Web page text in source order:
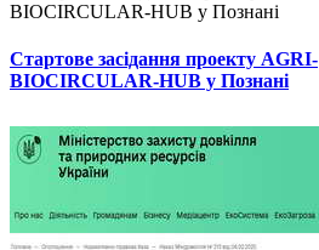
Стартове засідання проекту AGRI-
BIOCIRCULAR-HUB у Познані